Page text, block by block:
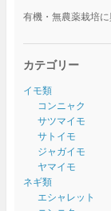
有機・無農薬栽培
カテゴリー
イモ類
コンニャク
サツマイモ
サトイモ
ジャガイモ
ヤマイモ
ネギ類
エシャレット